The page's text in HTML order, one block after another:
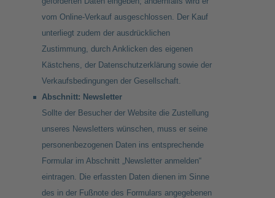
vom Online-Verkauf ausgeschlossen. Der Kauf
unterliegt zudem der ausdrücklichen
Zustimmung, durch Anklicken des eigenen
Kästchens, der Datenschutzerklärung sowie der
Verkaufsbedingungen der Gesellschaft.
Abschnitt: Newsletter
Sollte der Besucher der Website die Zustellung
unseres Newsletters wünschen, muss er seine
personenbezogenen Daten ins entsprechende
Formular im Abschnitt „Newsletter anmelden“
eintragen. Die erfassten Daten dienen im Sinne
des in der Fußnote des Formulars angegebenen